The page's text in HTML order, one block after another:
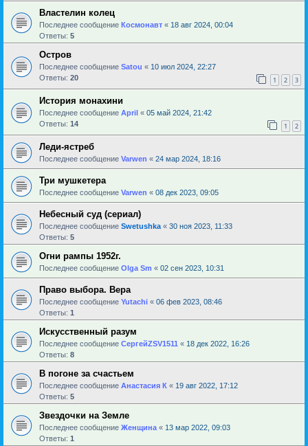
Властелин колец
Последнее сообщение Космонавт « 18 авг 2024, 00:04
Ответы: 5
Остров
Последнее сообщение Satou « 10 июл 2024, 22:27
Ответы: 20 1 2 3
История монахини
Последнее сообщение April « 05 май 2024, 21:42
Ответы: 14 1 2
Леди-ястреб
Последнее сообщение Varwen « 24 мар 2024, 18:16
Три мушкетера
Последнее сообщение Varwen « 08 дек 2023, 09:05
Небесный суд (сериал)
Последнее сообщение Swetushka « 30 ноя 2023, 11:33
Ответы: 5
Огни рампы 1952г.
Последнее сообщение Olga Sm « 02 сен 2023, 10:31
Право выбора. Вера
Последнее сообщение Yutachi « 06 фев 2023, 08:46
Ответы: 1
Искусственный разум
Последнее сообщение СергейZSV1511 « 18 дек 2022, 16:26
Ответы: 8
В погоне за счастьем
Последнее сообщение Анастасия К « 19 авг 2022, 17:12
Ответы: 5
Звездочки на Земле
Последнее сообщение Женщина « 13 мар 2022, 09:03
Ответы: 1